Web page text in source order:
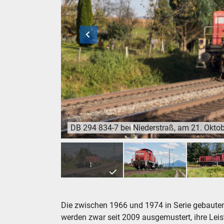
DB 294 834-7 bei Niederstraß, am 21. Oktober
DB 294 834-7 bei Niederstraß, am 21.
1 2 3
Die zwischen 1966 und 1974 in Serie
werden zwar seit 2009 ausgemustert, ihre